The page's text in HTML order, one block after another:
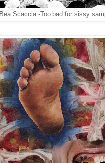
Bea Scaccia -Too bad for sissy